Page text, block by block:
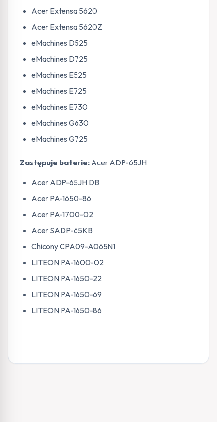
Acer Extensa 5620
Acer Extensa 5620Z
eMachines D525
eMachines D725
eMachines E525
eMachines E725
eMachines E730
eMachines G630
eMachines G725
Zastępuje baterie: Acer ADP-65JH
Acer ADP-65JH DB
Acer PA-1650-86
Acer PA-1700-02
Acer SADP-65KB
Chicony CPA09-A065N1
LITEON PA-1600-02
LITEON PA-1650-22
LITEON PA-1650-69
LITEON PA-1650-86